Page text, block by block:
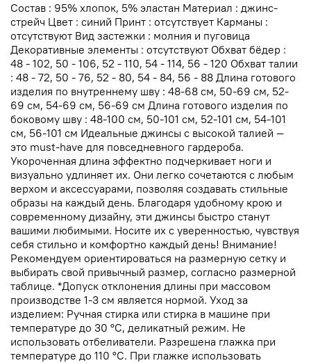
Состав : 95% хлопок, 5% эластан Материал : джинс-
стрейч Цвет : синий Принт : отсутствует Карманы :
отсутствуют Вид застежки : молния и пуговица
Декоративные элементы : отсутствуют Обхват бёдер :
48 - 102, 50 - 106, 52 - 110, 54 - 114, 56 - 120 Обхват талии
: 48 - 72, 50 - 76, 52 - 80, 54 - 84, 56 - 88 Длина готового
изделия по внутреннему шву : 48-68 см, 50-69 см, 52-
69 см, 54-69 см, 56-69 см Длина готового изделия по
боковому шву : 48-100 см, 50-101 см, 52-101 см, 54-101
см, 56-101 см Идеальные джинсы с высокой талией —
это must-have для повседневного гардероба.
Укороченная длина эффектно подчеркивает ноги и
визуально удлиняет их. Они легко сочетаются с любым
верхом и аксессуарами, позволяя создавать стильные
образы на каждый день. Благодаря удобному крою и
современному дизайну, эти джинсы быстро станут
вашими любимыми. Носите их с уверенностью, чувствуя
себя стильно и комфортно каждый день! Внимание!
Рекомендуем ориентироваться на размерную сетку и
выбирать свой привычный размер, согласно размерной
таблице. *Допуск отклонения длины при массовом
производстве 1-3 см является нормой. Уход за
изделием: Ручная стирка или стирка в машине при
температуре до 30 °C, деликатный режим. Не
использовать отбеливатели. Разрешена глажка при
температуре до 110 °C. При глажке использовать